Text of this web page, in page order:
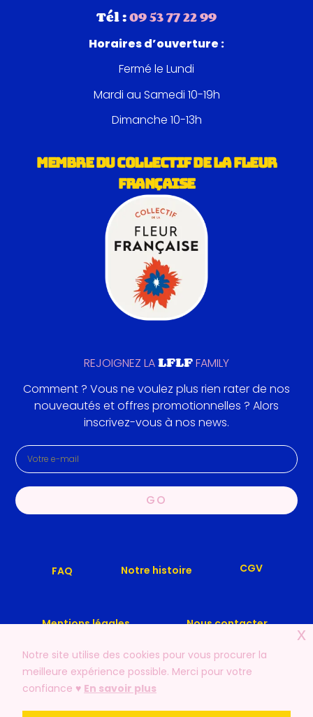
Tél :09 53 77 22 99
Horaires d’ouverture :
Fermé le Lundi
Mardi au Samedi 10-19h
Dimanche 10-13h
MEMBRE DU COLLECTIF DE LA FLEUR
FRANÇAISE
REJOIGNEZ LALFLFFAMILY
Comment ? Vous ne voulez plus rien rater de nos
nouveautés et offres promotionnelles ? Alors
inscrivez-vous à nos news.
GO
FAQ Notre histoire CGV
Mentions légales Nous contacter
Notre site utilise des cookies pour vous procurer la
meilleure expérience possible. Merci pour votre
confiance ♥️ En savoir plus
x